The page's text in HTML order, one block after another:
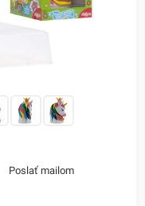
Poslať mailom